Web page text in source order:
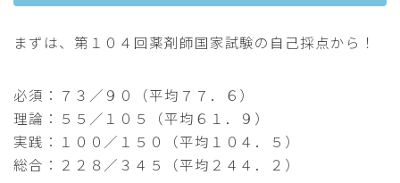
まずは、第１０４回薬剤師国家試験の自己採点から！
必須：７３／９０（平均７７．６）
理論：５５／１０５（平均６１．９）
実践：１００／１５０（平均１０４．５）
総合：２２８／３４５（平均２４４．２）